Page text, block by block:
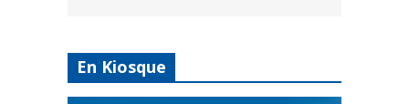
En Kiosque